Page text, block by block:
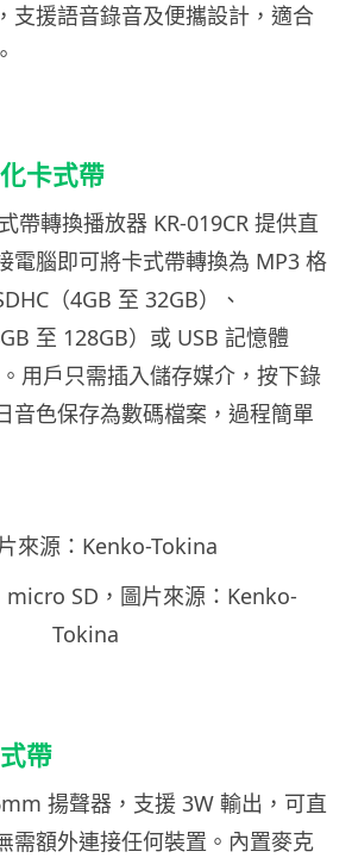
支援語音錄音及便攜設計，適合
卡式帶
帶轉換播放器 KR-019CR 提供直
電腦即可將卡式帶轉換為 MP3 格
（4GB 至 32GB）、
至 128GB）或 USB 記憶體
。用戶只需插入儲存媒介，按下錄
音色保存為數碼檔案，過程簡單
來源：Kenko-Tokina
SD，圖片來源：Kenko-
Tokina
帶
揚聲器，支援 3W 輸出，可直
需額外連接任何裝置。內置麥克